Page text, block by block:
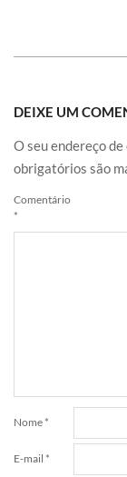
DEIXE UM
O seu endereço
obrigatórios são
Comentário
*
Nome *
E-mail *